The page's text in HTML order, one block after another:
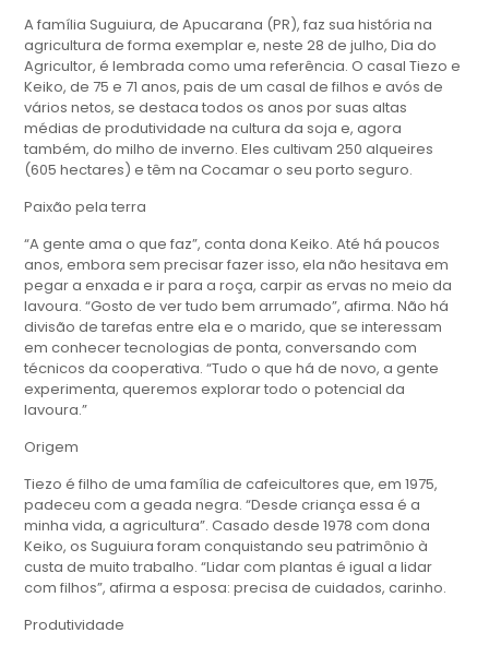
A família Suguiura, de Apucarana (PR), faz sua história na
agricultura de forma exemplar e, neste 28 de julho, Dia do
Agricultor, é lembrada como uma referência. O casal Tiezo e
Keiko, de 75 e 71 anos, pais de um casal de filhos e avós de
vários netos, se destaca todos os anos por suas altas
médias de produtividade na cultura da soja e, agora
também, do milho de inverno. Eles cultivam 250 alqueires
(605 hectares) e têm na Cocamar o seu porto seguro.
Paixão pela terra
“A gente ama o que faz”, conta dona Keiko. Até há poucos
anos, embora sem precisar fazer isso, ela não hesitava em
pegar a enxada e ir para a roça, carpir as ervas no meio da
lavoura. “Gosto de ver tudo bem arrumado”, afirma. Não há
divisão de tarefas entre ela e o marido, que se interessam
em conhecer tecnologias de ponta, conversando com
técnicos da cooperativa. “Tudo o que há de novo, a gente
experimenta, queremos explorar todo o potencial da
lavoura.”
Origem
Tiezo é filho de uma família de cafeicultores que, em 1975,
padeceu com a geada negra. “Desde criança essa é a
minha vida, a agricultura”. Casado desde 1978 com dona
Keiko, os Suguiura foram conquistando seu patrimônio à
custa de muito trabalho. “Lidar com plantas é igual a lidar
com filhos”, afirma a esposa: precisa de cuidados, carinho.
Produtividade